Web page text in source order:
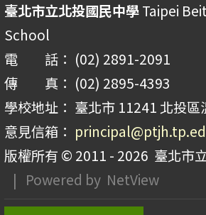
臺北市立北投國民中學Taipei
School
電 話： (02) 2891-2091
傳 真： (02) 2895-4393
學校地址： 臺北市 11241 北投區
意見信箱：
版權所有 © 2011 - 2026 臺北市
| Powered by NetView